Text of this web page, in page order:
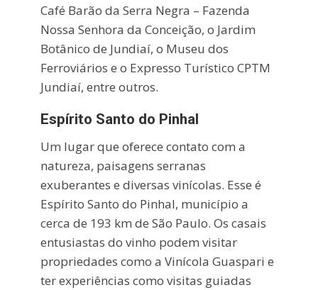
Café Barão da Serra Negra – Fazenda
Nossa Senhora da Conceição, o Jardim
Botânico de Jundiaí, o Museu dos
Ferroviários e o Expresso Turístico CPTM
Jundiaí, entre outros.
Espírito Santo do Pinhal
Um lugar que oferece contato com a
natureza, paisagens serranas
exuberantes e diversas vinícolas. Esse é
Espírito Santo do Pinhal, município a
cerca de 193 km de São Paulo. Os casais
entusiastas do vinho podem visitar
propriedades como a Vinícola Guaspari e
ter experiências como visitas guiadas